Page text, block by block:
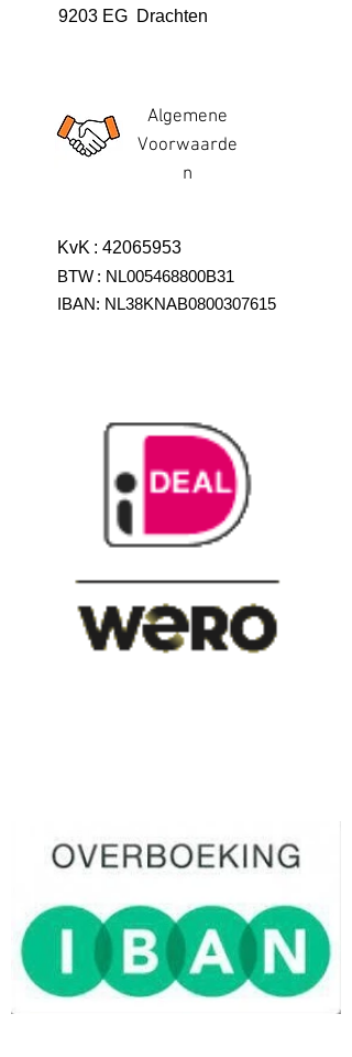
9203 EG Drachten
Algemene
Voorwaarde
n
KvK : 42065953
BTW : NL005468800B31
IBAN: NL38KNAB0800307615